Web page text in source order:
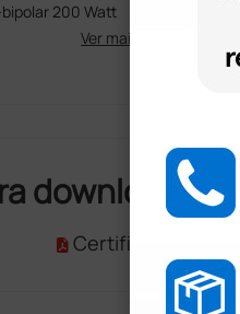
200 Watt
Ver mais...
download
Certificado CE